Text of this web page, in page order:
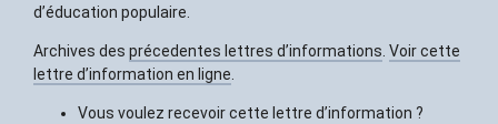
d’éducation populaire.
Archives des précedentes lettres d’informations Voir cette
lettre d’information en ligne
Vous voulez recevoir cette lettre d’information ?